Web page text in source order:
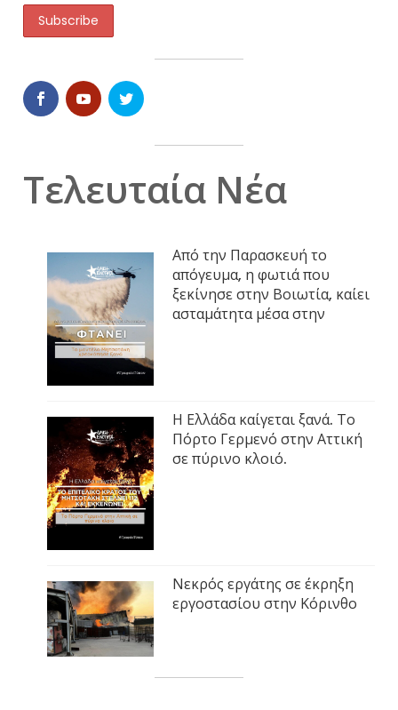
Τελευταία Νέα
Από την Παρασκευή το
απόγευμα, η φωτιά που
ξεκίνησε στην Βοιωτία, καίει
ασταμάτητα μέσα στην
Η Ελλάδα καίγεται ξανά. Το
Πόρτο Γερμενό στην Αττική
σε πύρινο κλοιό.
Νεκρός εργάτης σε έκρηξη
εργοστασίου στην Κόρινθο